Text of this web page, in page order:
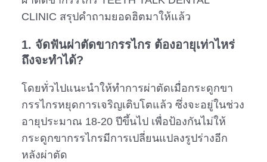
CLINIC สรุปคำถามยอดฮิตมาให้แล้ว
1. จัดฟันผ่าตัดขากรรไกรต้องอายุเท่าไหร่
ถึงจะทำได้?
โดยทั่วไปแนะนำให้ทำการผ่าตัดเมื่อกระดูกขา
กรรไกรหยุดการเจริญเติบโตแล้ว ซึ่งจะอยู่ในช่วง
อายุประมาณ 18-20 ปีขึ้นไป เพื่อป้องกันไม่ให้
กระดูกขากรรไกรมีการเปลี่ยนแปลงรูปร่างอีก
หลังผ่าตัด